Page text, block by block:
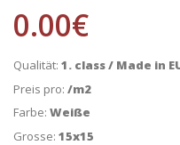
0.00€
Qualität: 1. class / Made in
Preis pro: /m2
Farbe: Weiße
Grosse: 15x15